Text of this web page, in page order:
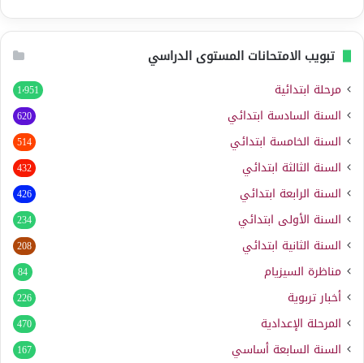
تبويب الامتحانات المستوى الدراسي
مرحلة ابتدائية 1٬951
السنة السادسة ابتدائي 620
السنة الخامسة ابتدائي 514
السنة الثالثة ابتدائي 432
السنة الرابعة ابتدائي 426
السنة الأولى ابتدائي 234
السنة الثانية ابتدائي 208
مناظرة السيزيام 84
أخبار تربوية 226
المرحلة الإعدادية 470
السنة السابعة أساسي 167